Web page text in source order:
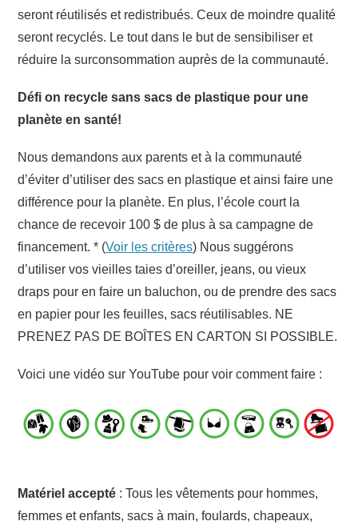
seront réutilisés et redistribués. Ceux de moindre qualité
seront recyclés. Le tout dans le but de sensibiliser et
réduire la surconsommation auprès de la communauté.
Défi on recycle sans sacs de plastique pour une
planète en santé!
Nous demandons aux parents et à la communauté
d’éviter d’utiliser des sacs en plastique et ainsi faire une
différence pour la planète. En plus, l’école court la
chance de recevoir 100 $ de plus à sa campagne de
financement. * (Voir les critères) Nous suggérons
d’utiliser vos vieilles taies d’oreiller, jeans, ou vieux
draps pour en faire un baluchon, ou de prendre des sacs
en papier pour les feuilles, sacs réutilisables. NE
PRENEZ PAS DE BOÎTES EN CARTON SI POSSIBLE.
Voici une vidéo sur YouTube pour voir comment faire :
Matériel accepté : Tous les vêtements pour hommes,
femmes et enfants, sacs à main, foulards, chapeaux,